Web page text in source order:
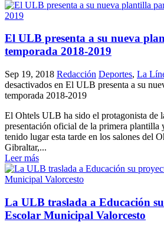
El ULB presenta a su nueva
temporada 2018-2019
Sep 19, 2018 Redacción Deportes, La
desactivados en El ULB presenta a su
temporada 2018-2019
El Ohtels ULB ha sido el protagonista de
presentación oficial de la primera plantilla
tenido lugar esta tarde en los salones del
Gibraltar,...
Leer más
La ULB traslada a Educación
Escolar Municipal Valorcesto